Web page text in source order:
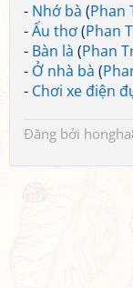
- Nhớ bà (Phan
-Ấu thơ(Phan
- Bàn là (Phan
- Ở nhà bà (
- Chơi xe điện
Đăng bởi